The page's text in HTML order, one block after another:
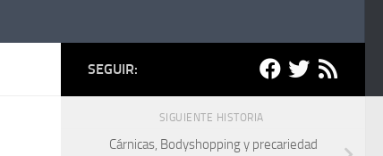
SEGUIR:
SIGUIENTE HISTORIA
Cárnicas, Bodyshopping y precariedad